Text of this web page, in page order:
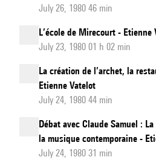
July 26, 1980 46 min
L’école de Mirecourt - Etienne
July 23, 1980 01 h 02 min
La création de l’archet, la
Etienne Vatelot
July 24, 1980 44 min
Débat avec Claude Samuel :
la musique contemporaine -
July 24, 1980 31 min